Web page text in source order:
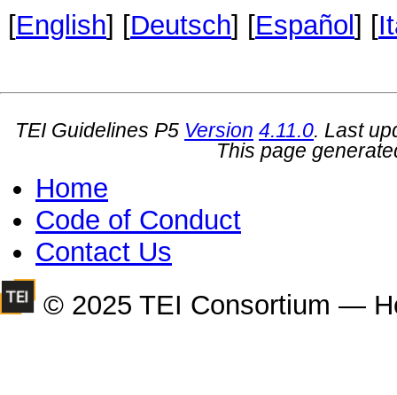
[English] [Deutsch] [Español] [
TEI Guidelines P5 Version 4.11.0. Last
This page
Home
Code of Conduct
Contact Us
© 2025 TEI Consortium —